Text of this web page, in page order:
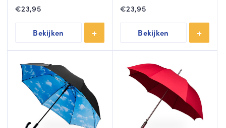
€23,95
Bekijken
€23,95
Bekijken